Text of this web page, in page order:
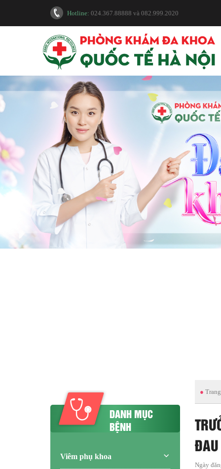
Hotline: 024.367.88888 và 082.999.2020
●
Ngày
DANH MỤC
BỆNH
Viêm phụ khoa